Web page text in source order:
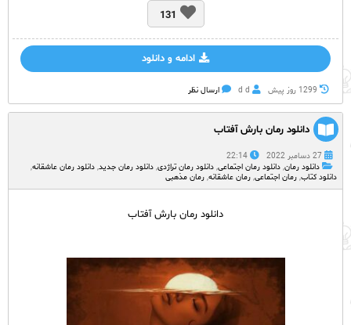
131
ادامه و دانلود
1299 روز پيش d d ارسال نظر
دانلود رمان بارش آفتاب
27 دسامبر 2022
22:14
دانلود رمان, دانلود رمان اجتماعی, دانلود رمان تراژدی, دانلود رمان جدید, دانلود رمان عاشقانه,
دانلود کتاب, رمان اجتماعی, رمان عاشقانه, رمان مذهبی
دانلود رمان بارش آفتاب